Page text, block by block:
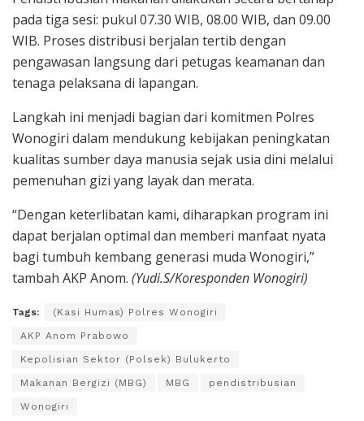
pada tiga sesi: pukul 07.30 WIB, 08.00 WIB, dan 09.00
WIB. Proses distribusi berjalan tertib dengan
pengawasan langsung dari petugas keamanan dan
tenaga pelaksana di lapangan.
Langkah ini menjadi bagian dari komitmen Polres
Wonogiri dalam mendukung kebijakan peningkatan
kualitas sumber daya manusia sejak usia dini melalui
pemenuhan gizi yang layak dan merata.
“Dengan keterlibatan kami, diharapkan program ini
dapat berjalan optimal dan memberi manfaat nyata
bagi tumbuh kembang generasi muda Wonogiri,”
tambah AKP Anom. (Yudi.S/Koresponden Wonogiri)
Tags: (Kasi Humas) Polres Wonogiri
AKP Anom Prabowo
Kepolisian Sektor (Polsek) Bulukerto
Makanan Bergizi (MBG) MBG pendistribusian
Wonogiri